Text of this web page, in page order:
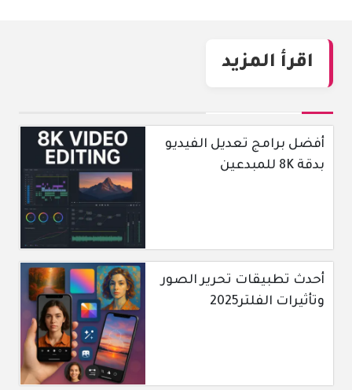
اقرأ المزيد
أفضل برامج تعديل الفيديو
بدقة 8K للمبدعين
أحدث تطبيقات تحرير الصور
وتأثيرات الفلتر2025